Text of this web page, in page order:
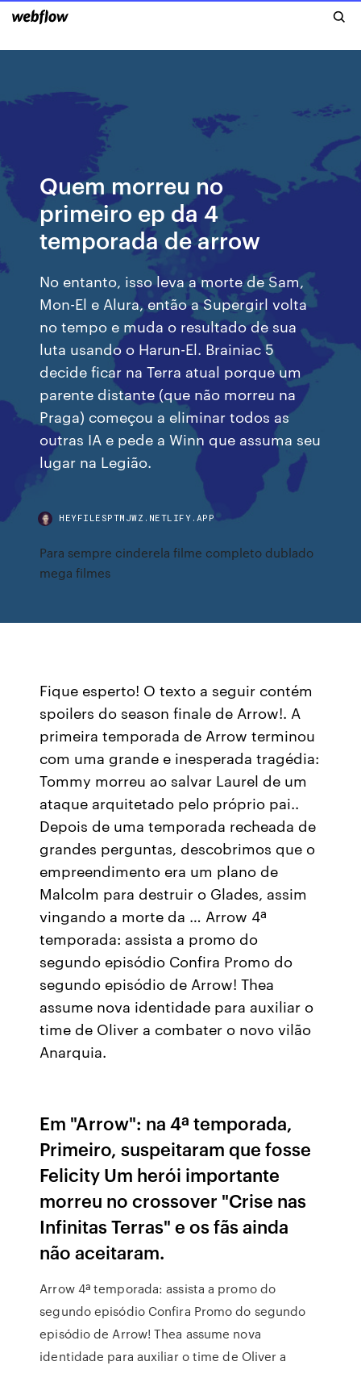
Quem morreu no
primeiro ep da 4
temporada de arrow
No entanto, isso leva a morte de Sam,
Mon-El e Alura, então a Supergirl volta
no tempo e muda o resultado de sua
luta usando o Harun-El. Brainiac 5
decide ficar na Terra atual porque um
parente distante (que não morreu na
Praga) começou a eliminar todos as
outras IA e pede a Winn que assuma seu
lugar na Legião.
HEYFILESPTMJWZ.NETLIFY.APP
Para sempre cinderela filme completo dublado
mega filmes
Fique esperto! O texto a seguir contém
spoilers do season finale de Arrow!. A
primeira temporada de Arrow terminou
com uma grande e inesperada tragédia:
Tommy morreu ao salvar Laurel de um
ataque arquitetado pelo próprio pai..
Depois de uma temporada recheada de
grandes perguntas, descobrimos que o
empreendimento era um plano de
Malcolm para destruir o Glades, assim
vingando a morte da … Arrow 4ª
temporada: assista a promo do
segundo episódio Confira Promo do
segundo episódio de Arrow! Thea
assume nova identidade para auxiliar o
time de Oliver a combater o novo vilão
Anarquia.
Em "Arrow": na 4ª temporada,
Primeiro, suspeitaram que fosse
Felicity Um herói importante
morreu no crossover "Crise nas
Infinitas Terras" e os fãs ainda
não aceitaram.
Arrow 4ª temporada: assista a promo do
segundo episódio Confira Promo do segundo
episódio de Arrow! Thea assume nova
identidade para auxiliar o time de Oliver a